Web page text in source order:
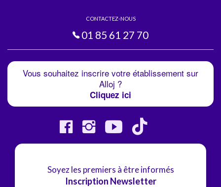
CONTACTEZ-NOUS
01 85 61 27 70
Vous souhaitez inscrire votre établissement sur
Alloj ?
Cliquez ici
Soyez les premiers à être informés
Inscription Newsletter